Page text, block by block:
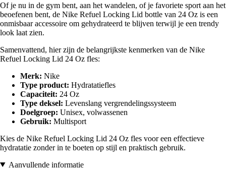
Of je nu in de gym bent, aan het wandelen, of je favoriete sport aan het
beoefenen bent, de Nike Refuel Locking Lid bottle van 24 Oz is een
onmisbaar accessoire om gehydrateerd te blijven terwijl je een trendy
look laat zien.
Samenvattend, hier zijn de belangrijkste kenmerken van de Nike
Refuel Locking Lid 24 Oz fles:
Merk: Nike
Type product: Hydratatiefles
Capaciteit: 24 Oz
Type deksel: Levenslang vergrendelingssysteem
Doelgroep: Unisex, volwassenen
Gebruik: Multisport
Kies de Nike Refuel Locking Lid 24 Oz fles voor een effectieve
hydratatie zonder in te boeten op stijl en praktisch gebruik.
Aanvullende informatie